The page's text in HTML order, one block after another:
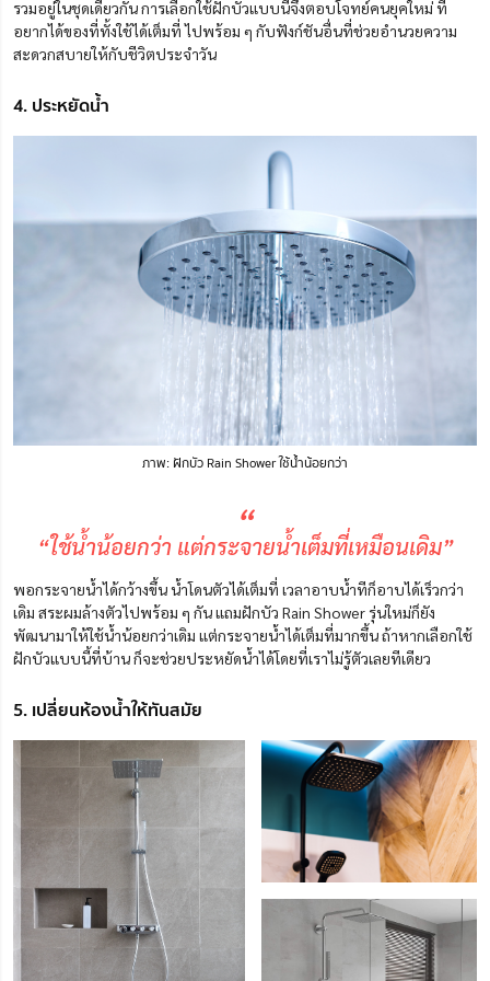
รวมอยู่ในชุดเดียวกัน การเลือกใช้ฝักบัวแบบนี้จึงตอบโจทย์คนยุคใหม่ ที่
อยากได้ของที่ทั้งใช้ได้เต็มที่ ไปพร้อม ๆ กับฟังก์ชันอื่นที่ช่วยอำนวยความ
สะดวกสบายให้กับชีวิตประจำวัน
4. ประหยัดน้ำ
ภาพ: ฝักบัว Rain Shower ใช้น้ำน้อยกว่า
“
“ใช้น้ำน้อยกว่า แต่กระจายน้ำเต็มที่เหมือนเดิม”
พอกระจายน้ำได้กว้างขึ้น น้ำโดนตัวได้เต็มที่ เวลาอาบน้ำทีก็อาบได้เร็วกว่า
เดิม สระผมล้างตัวไปพร้อม ๆ กัน แถมฝักบัว Rain Shower รุ่นใหม่ก็ยัง
พัฒนามาให้ใช้น้ำน้อยกว่าเดิม แต่กระจายน้ำได้เต็มที่มากขึ้น ถ้าหากเลือกใช้
ฝักบัวแบบนี้ที่บ้าน ก็จะช่วยประหยัดน้ำได้โดยที่เราไม่รู้ตัวเลยทีเดียว
5. เปลี่ยนห้องน้ำให้ทันสมัย